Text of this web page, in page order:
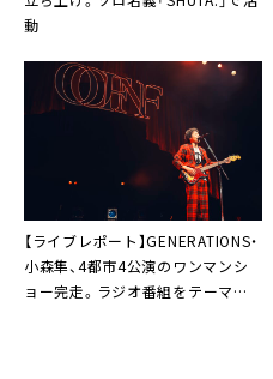
動
【ライブレポート】GENERATIONS・
小森隼、4都市4公演のワンマンシ
ョー完走。ラジオ番組をテーマに